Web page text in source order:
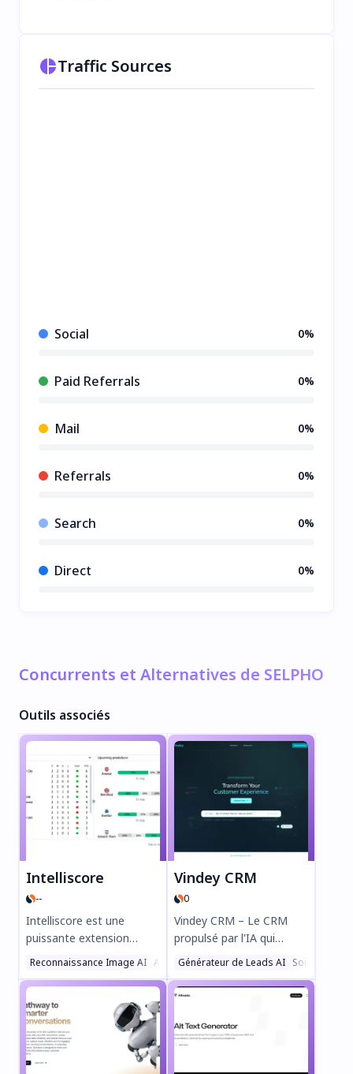
Traffic Sources
Social 0%
Paid Referrals 0%
Mail 0%
Referrals 0%
Search 0%
Direct 0%
Concurrents et Alternatives de SELPHO
Outils associés
Intelliscore
--
Intelliscore est une
puissante extension
Chrome qui utilise
automatique avancé pour
prédire les résultats des
matchs de football dans
les grands championnats
comme la Premier
Reconnaissance Image AI Assistant Analyse AI Sports
Vindey CRM
0
Vindey CRM – Le CRM
propulsé par l'IA qui
révolutionne la gestion
! Augmentez votre
workflows automatisés,
un suivi intelligent des
Générateur de Leads AI Soin de